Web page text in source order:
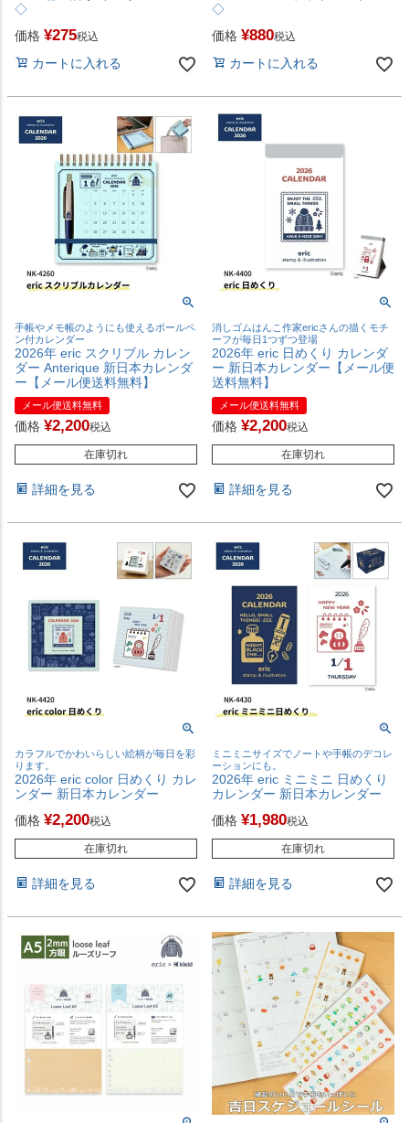
◇
価格 ¥275税込
カートに入れる
◇
価格 ¥880税込
カートに入れる
手帳やメモ帳のようにも使えるボールペ
ン付カレンダー
2026年 eric スクリブル カレン
ダー Anterique 新日本カレンダ
ー【メール便送料無料】
メール便送料無料
価格 ¥2,200税込
在庫切れ
詳細を見る
消しゴムはんこ作家ericさんの描くモチ
ーフが毎日1つずつ登場
2026年 eric 日めくり カレンダ
ー 新日本カレンダー【メール便
送料無料】
メール便送料無料
価格 ¥2,200税込
在庫切れ
詳細を見る
カラフルでかわいらしい絵柄が毎日を彩
ります。
2026年 eric color 日めくり カレ
ンダー 新日本カレンダー
価格 ¥2,200税込
在庫切れ
詳細を見る
ミニミニサイズでノートや手帳のデコレ
ーションにも。
2026年 eric ミニミニ 日めくり
カレンダー 新日本カレンダー
価格 ¥1,980税込
在庫切れ
詳細を見る